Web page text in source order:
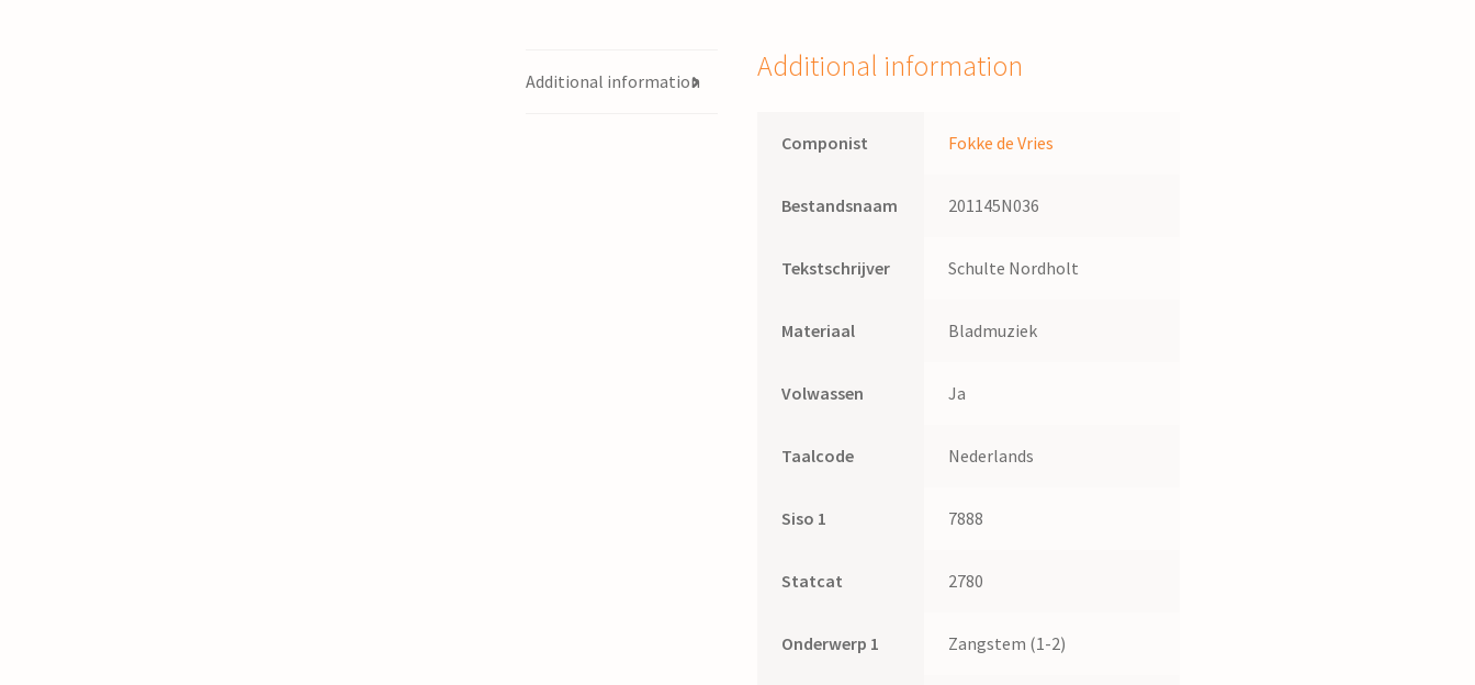
;
Nick
Additional information Additional information
Componist Fokke de Vries
Bestandsnaam 201145N036
Tekstschrijver Schulte Nordholt
Materiaal Bladmuziek
Volwassen Ja
Taalcode Nederlands
Siso 1 7888
Statcat 2780
Onderwerp 1 Zangstem (1-2)